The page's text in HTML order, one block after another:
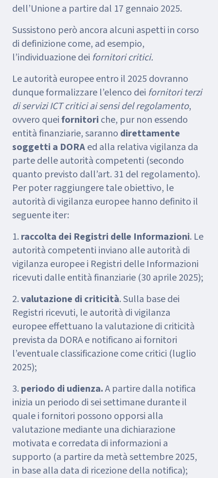
dell’Unione a partire dal 17 gennaio 2025.
Sussistono però ancora alcuni aspetti in corso
di definizione come, ad esempio,
l’individuazione dei fornitori critici.
Le autorità europee entro il 2025 dovranno
dunque formalizzare l’elenco dei fornitori terzi
di servizi ICT critici ai sensi del regolamento,
ovvero queifornitori che, pur non essendo
entità finanziarie, saranno direttamente
soggetti a DORAed alla relativa vigilanza da
parte delle autorità competenti (secondo
quanto previsto dall’art. 31 del regolamento).
Per poter raggiungere tale obiettivo, le
autorità di vigilanza europee hanno definito il
seguente iter:
1. raccolta dei Registri delle Informazioni. Le
autorità competenti inviano alle autorità di
vigilanza europee i Registri delle Informazioni
ricevuti dalle entità finanziarie (30 aprile 2025);
2.valutazione di criticità. Sulla base dei
Registri ricevuti, le autorità di vigilanza
europee effettuano la valutazione di criticità
prevista da DORA e notificano ai fornitori
l’eventuale classificazione come critici (luglio
2025);
3. periodo di udienza.A partire dalla notifica
inizia un periodo di sei settimane durante il
quale i fornitori possono opporsi alla
valutazione mediante una dichiarazione
motivata e corredata di informazioni a
supporto (a partire da metà settembre 2025,
in base alla data di ricezione della notifica);